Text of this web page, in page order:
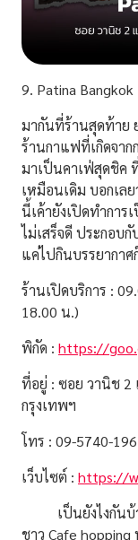
9. Patina Bangkok
มากันที่ร้านสุดท้าย
ร้านกาแฟที่เกิดจาก
มาเป็นคาเฟ่สุดชิค
เหมือนเดิม บอกเลย
นี้เค้ายังเปิดทำการ
ไม่เสร็จดี ประกอบ
แค่ไปกินบรรยากา
ร้านเปิดบริการ :
18.00 น.)
พิกัด : https://
ที่อยู่ : ซอย วานิช 2
กรุงเทพฯ
โทร : 09-5740-
เว็บไซต์ : https://
เป็นยังไงกันบ้า
ชาว Cafe hopping